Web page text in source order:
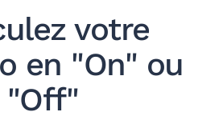
votre
en "On" ou
"Off"